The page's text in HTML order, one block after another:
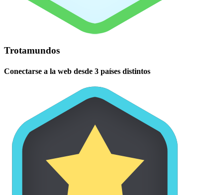
Trotamundos
Conectarse a la web desde 3 países distintos